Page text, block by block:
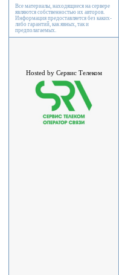
Все материалы, находящиеся на сервере
являются собственностью их авторов.
Информация предоставляется без каких-
либо гарантий, как явных, так и
предполагаемых.
Hosted by Сервис Телеком